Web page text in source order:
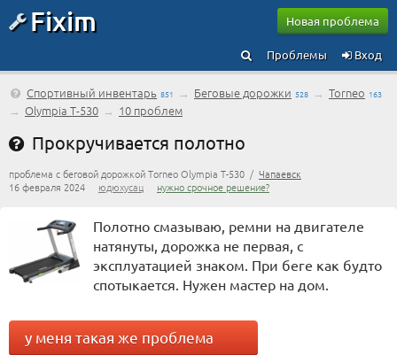
Fixim Новая проблема
Вход
Проблемы
Спортивный инвентарь 851 → Беговые дорожки 528 → Torneo 163
→ Olympia T-530 → 10 проблем
Прокручивается полотно
проблема с беговой дорожкой Torneo Olympia T-530 / Чапаевск
16 февраля 2024 юдюхусац нужно срочное решение?
Полотно смазываю, ремни на двигателе
натянуты, дорожка не первая, с
эксплуатацией знаком. При беге как будто
спотыкается. Нужен мастер на дом.
у меня такая же проблема